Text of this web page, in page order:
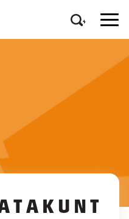
T A K U N T